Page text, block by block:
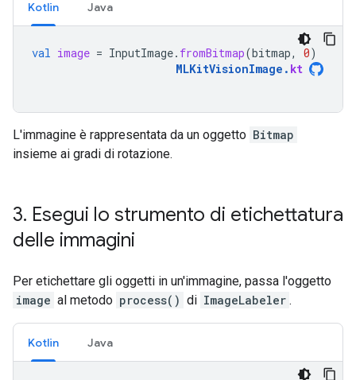
Kotlin Java
val image = InputImage. fromBitmap(bitmap, 0)
MLKitVisionImage . kt
L'immagine è rappresentata da un oggetto Bitmap
insieme ai gradi di rotazione.
3. Esegui lo strumento di etichettatura
delle immagini
Per etichettare gli oggetti in un'immagine, passa l'oggetto
image al metodo process() di ImageLabeler .
Kotlin Java